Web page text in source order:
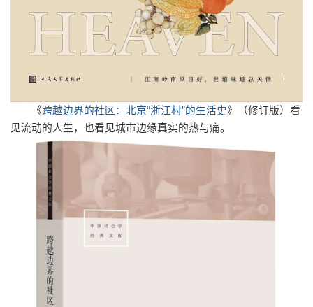
《跨越边界的社区：北京“浙江村”的生活史》（修订版） 看
见流动的人生，也看见城市边缘真实的热与痛。